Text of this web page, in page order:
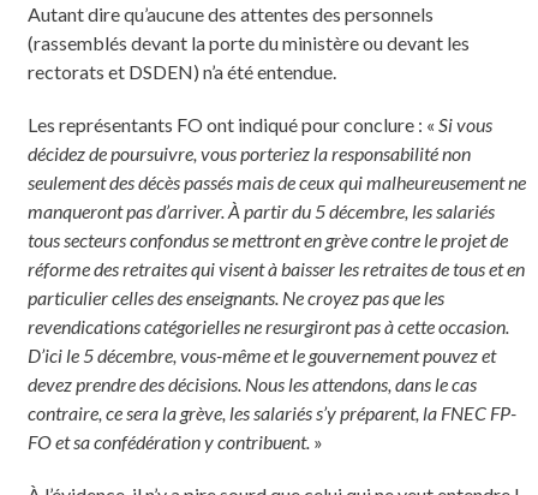
Autant dire qu’aucune des attentes des personnels
(rassemblés devant la porte du ministère ou devant les
rectorats et DSDEN) n’a été entendue.
Les représentants FO ont indiqué pour conclure : « Si vous
décidez de poursuivre, vous porteriez la responsabilité non
seulement des décès passés mais de ceux qui malheureusement ne
manqueront pas d’arriver. À partir du 5 décembre, les salariés
tous secteurs confondus se mettront en grève contre le projet de
réforme des retraites qui visent à baisser les retraites de tous et en
particulier celles des enseignants. Ne croyez pas que les
revendications catégorielles ne resurgiront pas à cette occasion.
D’ici le 5 décembre, vous-même et le gouvernement pouvez et
devez prendre des décisions. Nous les attendons, dans le cas
contraire, ce sera la grève, les salariés s’y préparent, la FNEC FP-
FO et sa confédération y contribuent. »